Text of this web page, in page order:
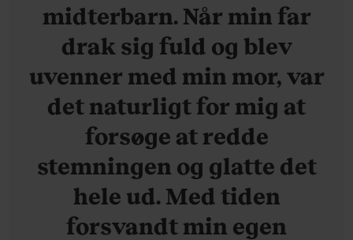
midterbarn. Når min far
drak sig fuld og blev
uvenner med min mor, var
det naturligt for mig at
forsøge at redde
stemningen og glatte det
hele ud. Med tiden
forsvandt min egen